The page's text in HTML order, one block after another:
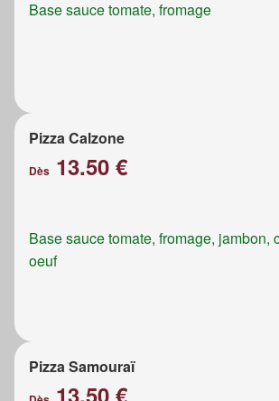
Base sauce tomate, fromage
Pizza Calzone
Dès 13.50 €
Base sauce tomate, fromage, jambon,
oeuf
Pizza Samouraï